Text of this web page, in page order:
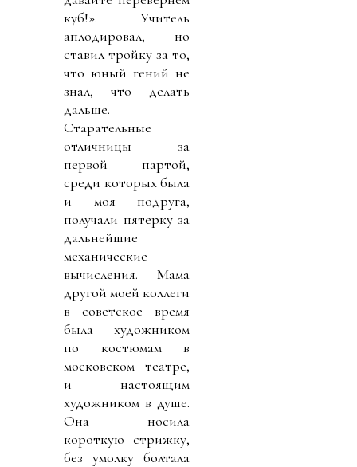
куб!». Учитель
аплодировал, но
ставил тройку за то,
что юный гений не
знал, что делать
дальше.
Старательные
отличницы за
первой партой,
среди которых была
и моя подруга,
получали пятерку за
дальнейшие
механические
вычисления. Мама
другой моей коллеги
в советское время
была художником
по костюмам в
московском театре,
и настоящим
художником в душе.
Она носила
короткую стрижку,
без умолку болтала